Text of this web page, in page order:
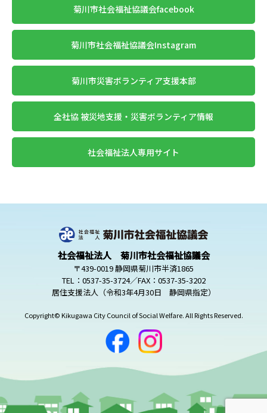
菊川市社会福祉協議会facebook
菊川市社会福祉協議会Instagram
菊川市災害ボランティア支援本部
全社協 被災地支援・災害ボランティア情報
社会福祉法人専用サイト
社会福祉法人 菊川市社会福祉協議会
〒439-0019 静岡県菊川市半済1865
TEL：0537-35-3724／FAX：0537-35-3202
居住支援法人（令和3年4月30日 静岡県指定）
Copyright© Kikugawa City Council of Social Welfare. All Rights Reserved.